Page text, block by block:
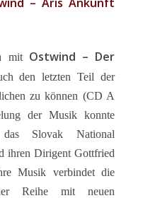
mit Ostwind – Der
den letzten Teil der
zu können (CD A
der Musik konnte
Slovak National
ihren Dirigent Gottfried
Musik verbindet die
Reihe mit neuen
News
Komponisten